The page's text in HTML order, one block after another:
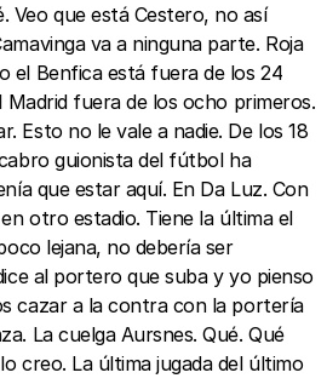
Veo que está Cestero, no así
va a ninguna parte. Roja
el Benfica está fuera de los 24
Madrid fuera de los ocho primeros.
Esto no le vale a nadie. De los 18
guionista del fútbol ha
que estar aquí. En Da Luz. Con
otro estadio. Tiene la última el
lejana, no debería ser
al portero que suba y yo pienso
cazar a la contra con la portería
La cuelga Aursnes. Qué. Qué
creo. La última jugada del último